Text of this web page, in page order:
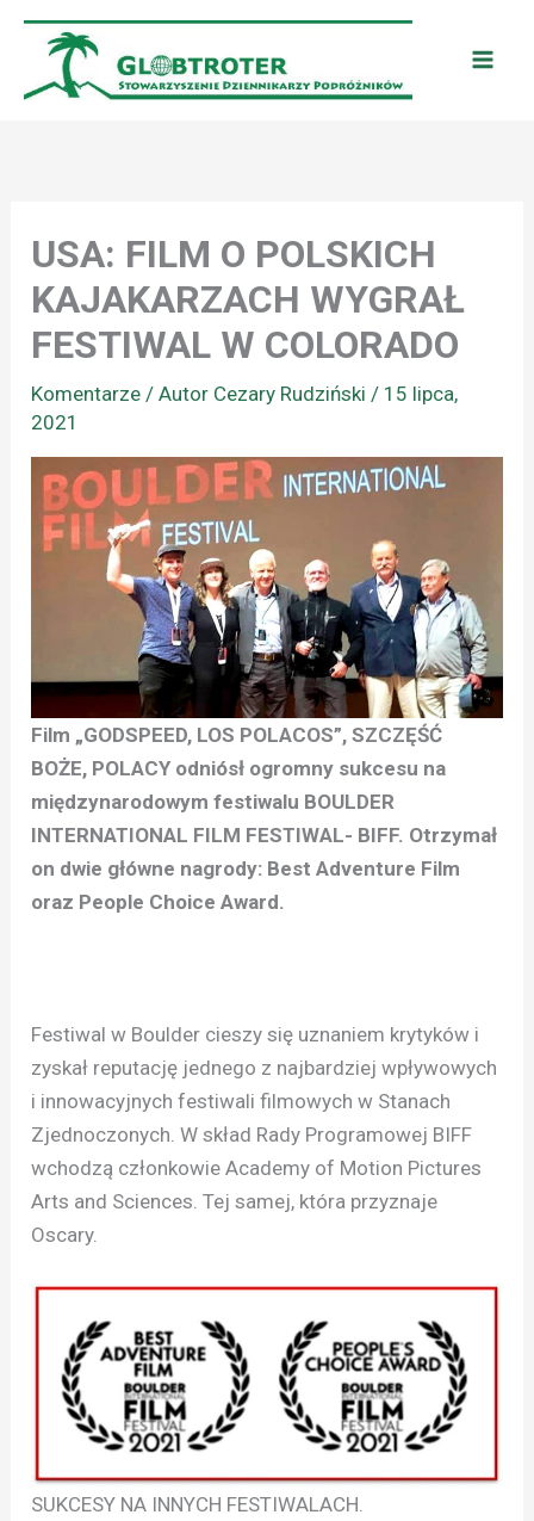
Przejdź
treści
USA: FILM O POLSKICH
KAJAKARZACH WYGRAŁ
FESTIWAL W COLORADO
Komentarze / Autor Cezary Rudziński/ 15 lipca,
2021
Film „GODSPEED, LOS POLACOS”, SZCZĘŚĆ
BOŻE, POLACY odniósł ogromny sukcesu na
międzynarodowym festiwalu BOULDER
INTERNATIONAL FILM FESTIWAL- BIFF. Otrzymał
on dwie główne nagrody: Best Adventure Film
oraz People Choice Award.
Festiwal w Boulder cieszy się uznaniem krytyków i
zyskał reputację jednego z najbardziej wpływowych
i innowacyjnych festiwali filmowych w Stanach
Zjednoczonych. W skład Rady Programowej BIFF
wchodzą członkowie Academy of Motion Pictures
Arts and Sciences. Tej samej, która przyznaje
Oscary.
SUKCESY NA INNYCH FESTIWALACH.